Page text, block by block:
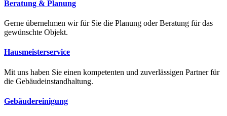
Beratung & Planung
Gerne übernehmen wir für Sie die Planung oder Beratung für das
gewünschte Objekt.
Hausmeisterservice
Mit uns haben Sie einen kompetenten und zuverlässigen Partner für
die Gebäudeinstandhaltung.
Gebäudereinigung